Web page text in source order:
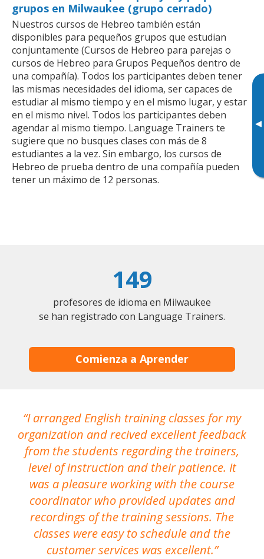
▸
grupos en Milwaukee (grupo cerrado)
Nuestros cursos de Hebreo también están
disponibles para pequeños grupos que estudian
conjuntamente (Cursos de Hebreo para parejas o
cursos de Hebreo para Grupos Pequeños dentro de
una compañía). Todos los participantes deben tener
las mismas necesidades del idioma, ser capaces de
estudiar al mismo tiempo y en el mismo lugar, y estar
en el mismo nivel. Todos los participantes deben
agendar al mismo tiempo. Language Trainers te
sugiere que no busques clases con más de 8
estudiantes a la vez. Sin embargo, los cursos de
Hebreo de prueba dentro de una compañía pueden
tener un máximo de 12 personas.
149
profesores de idioma en Milwaukee
se han registrado con Language Trainers.
Comienza a Aprender
I arranged English training classes for my
organization and recived excellent feedback
from the students regarding the trainers,
level of instruction and their patience. It
was a pleasure working with the course
coordinator who provided updates and
recordings of the training sessions. The
classes were easy to schedule and the
customer services was excellent.